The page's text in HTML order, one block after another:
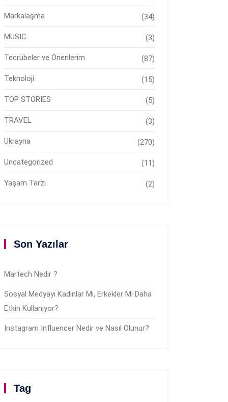
Markalaşma (34)
MUSIC (3)
Tecrübeler ve Önerilerim (87)
Teknoloji (15)
TOP STORIES (5)
TRAVEL (3)
Ukrayna (270)
Uncategorized (11)
Yaşam Tarzı (2)
Son Yazılar
Martech Nedir ?
Sosyal Medyayı Kadınlar Mı, Erkekler Mi Daha
Etkin Kullanıyor?
Instagram Influencer Nedir ve Nasıl Olunur?
Tag